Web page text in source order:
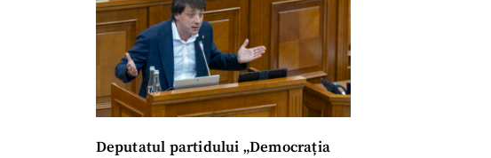
Deputatul partidului „Democrația
+ Emailul meu
+ Telefon personal
Am citit și sunt de acord cupolitica de